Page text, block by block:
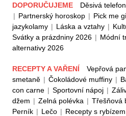
DOPORUČUJEME Děsivá
| Partnerský horoskop | Pick me
jazykolamy | Láska a vztahy |
Svátky a prázdniny 2026 | Módní
alternativy 2026
RECEPTY A VAŘENÍ Vepřová
smetaně | Čokoládové muffiny |
con carne | Sportovní nápoj |
džem | Zelná polévka | Třešňová
Perník | Lečo | Recepty s rybízem